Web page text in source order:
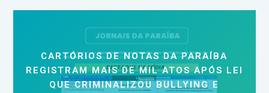
CARTÓRIOS DE NOTAS DA PARAÍBA
REGISTRAM MAIS DE MIL ATOS APÓS LEI
QUE CRIMINALIZOU BULLYING E